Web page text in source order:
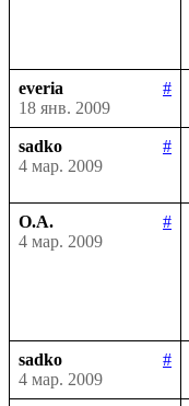
everia
#
18 янв. 2009
sadko
#
4 мар. 2009
О.А.
#
4 мар. 2009
sadko
#
4 мар. 2009